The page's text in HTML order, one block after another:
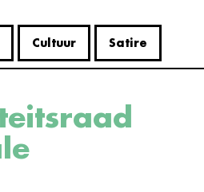
Cultuur Satire